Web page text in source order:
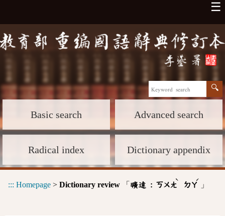
☰
Basic search Advanced search
Radical index Dictionary appendix
::: Homepage > Dictionary review 「 曠達 : ㄎㄨㄤ
ˋ
ㄉㄚ
ˊ
」